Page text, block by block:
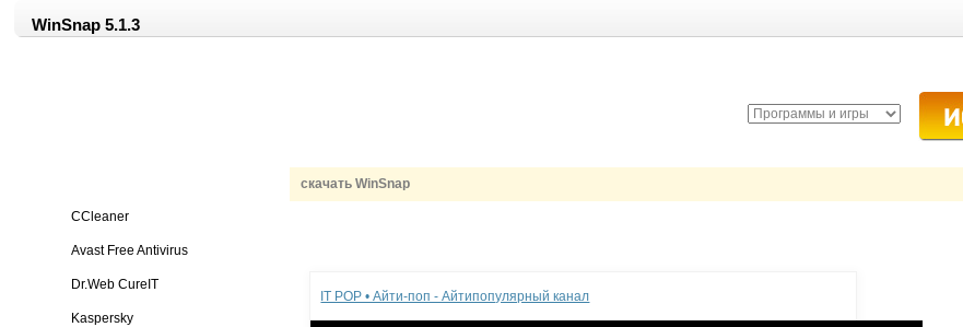
WinSnap 5.1.3
скачать WinSnap
CCleaner
Avast Free Antivirus
Dr.Web CureIT
Kaspersky
IT POP • Айти-поп - Айтипопулярный канал